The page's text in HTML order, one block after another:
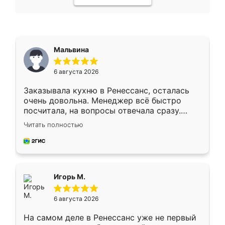
Мальвина
6 августа 2026
Заказывала кухню в Ренессанс, осталась
очень довольна. Менеджер всё быстро
посчитала, на вопросы отвечала сразу.
Замерщик приехал в субботу, подошёл к
делу со всей ответственностью. Собрали
за день, ребята работали аккуратно, даже
Читать полностью
Игорь М.
6 августа 2026
На самом деле в Ренессанс уже не первый